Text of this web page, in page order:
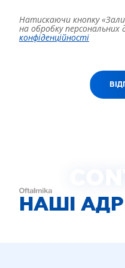
Натискаючи кнопку
на обробку персональних
конфіденційності
НАШІ